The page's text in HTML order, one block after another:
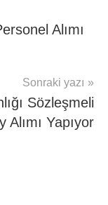
Alımı
Sonraki yazı
Sözleşmeli
Alımı Yapıyor